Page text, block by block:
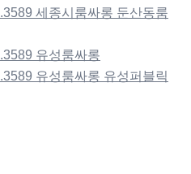
세종시룸싸롱 둔산동룸
유성룸싸롱
유성룸싸롱 유성퍼블릭